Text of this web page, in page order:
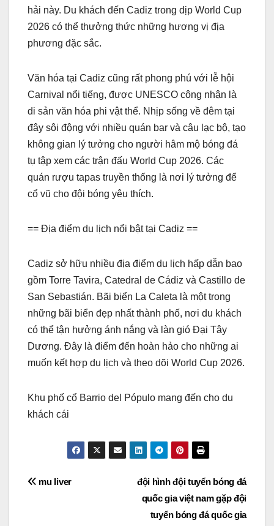
hải này. Du khách đến Cadiz trong dịp World Cup
2026 có thể thưởng thức những hương vị địa
phương đặc sắc.
Văn hóa tại Cadiz cũng rất phong phú với lễ hội
Carnival nổi tiếng, được UNESCO công nhận là
di sản văn hóa phi vật thể. Nhịp sống về đêm tại
đây sôi động với nhiều quán bar và câu lạc bộ, tạo
không gian lý tưởng cho người hâm mộ bóng đá
tụ tập xem các trận đấu World Cup 2026. Các
quán rượu tapas truyền thống là nơi lý tưởng để
cổ vũ cho đội bóng yêu thích.
== Địa điểm du lịch nổi bật tại Cadiz ==
Cadiz sở hữu nhiều địa điểm du lịch hấp dẫn bao
gồm Torre Tavira, Catedral de Cádiz và Castillo de
San Sebastián. Bãi biển La Caleta là một trong
những bãi biển đẹp nhất thành phố, nơi du khách
có thể tận hưởng ánh nắng và làn gió Đại Tây
Dương. Đây là điểm đến hoàn hảo cho những ai
muốn kết hợp du lịch và theo dõi World Cup 2026.
Khu phố cổ Barrio del Pópulo mang đến cho du
khách cái
Điều
đội hình đội tuyển bóng đá
quốc gia việt nam gặp đội
tuyển bóng đá quốc gia
mu liver